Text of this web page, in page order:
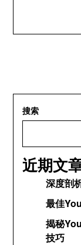
搜索
近期文
深度剖
最佳
揭秘
技巧